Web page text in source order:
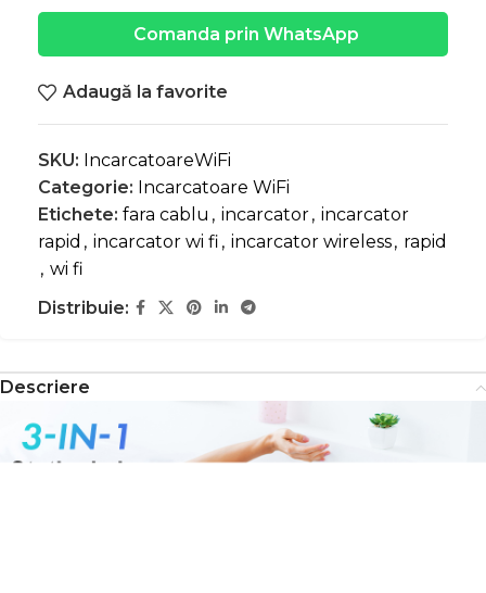
Comanda prin WhatsApp
Adaugă la favorite
SKU: IncarcatoareWiFi
Categorie: Incarcatoare WiFi
Etichete: fara cablu , incarcator, incarcator
rapid , incarcator wi fi , incarcator wireless, rapid
, wi fi
Distribuie:
Descriere